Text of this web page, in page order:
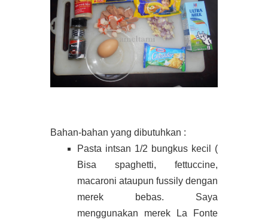
Bahan-bahan yang dibutuhkan :
Pasta intsan 1/2 bungkus kecil (
Bisa spaghetti, fettuccine,
macaroni ataupun fussily dengan
merek bebas. Saya
menggunakan merek La Fonte